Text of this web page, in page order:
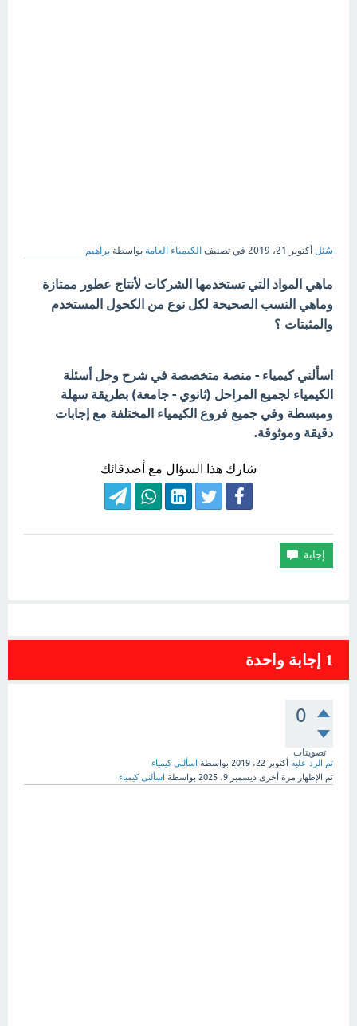
سُئل أكتوبر 21، 2019 في تصنيف الكيمياء العامة بواسطة براهيم
ماهي المواد التي تستخدمها الشركات لأنتاج عطور ممتازة
وماهي النسب الصحيحة لكل نوع من الكحول المستخدم
والمثبتات ؟
اسألني كيمياء - منصة متخصصة في شرح وحل أسئلة
الكيمياء لجميع المراحل (ثانوي - جامعة) بطريقة سهلة
ومبسطة وفي جميع فروع الكيمياء المختلفة مع إجابات
دقيقة وموثوقة.
شارك هذا السؤال مع أصدقائك
1 إجابة واحدة
0
تصويتات
تم الرد عليه أكتوبر 22، 2019 بواسطة اسألنى كيمياء
تم الإظهار مرة أخرى ديسمبر 9، 2025 بواسطة اسألنى كيمياء